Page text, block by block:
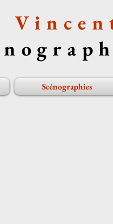
Scénographies